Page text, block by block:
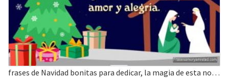
frases de Navidad bonitas para dedicar, la magia de esta noche traiga mucho amor y alegría.